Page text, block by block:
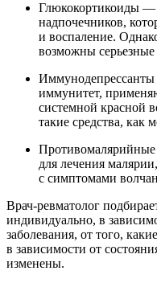
Глюкокортикоиды —
надпочечников,
и воспаление.
возможны
иммунитет,
системной красной
такие средства, как
для лечения
с симптомами
Врач-ревматолог
индивидуально, в
заболевания, от того,
в зависимости от
изменены.